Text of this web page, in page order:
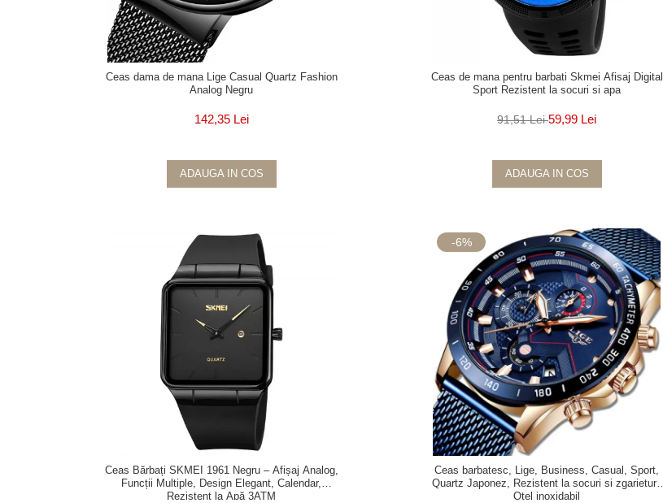
Ceas dama de mana Lige Casual Quartz Fashion
Analog Negru
142,35 Lei
ADAUGA IN COS
Ceas de mana pentru barbati Skmei Afisaj Digital
Sport Rezistent la socuri si apa
91,51 Lei59,99 Lei
ADAUGA IN COS
Ceas Bărbați SKMEI 1961 Negru – Afișaj Analog,
Funcții Multiple, Design Elegant, Calendar,
Rezistent la Apă 3ATM
-6%
Ceas barbatesc, Lige, Business, Casual, Sport,
Quartz Japonez, Rezistent la socuri si zgarieturi,
Otel inoxidabil